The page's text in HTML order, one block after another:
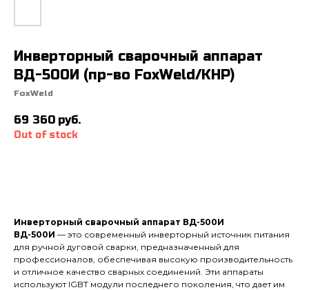
Инверторный сварочный аппарат
ВД-500И (пр-во FoxWeld/КНР)
FoxWeld
69 360 руб.
Out of stock
Инверторный сварочный аппарат ВД-500И
ВД-500И — это современный инверторный источник питания
для ручной дуговой сварки, предназначенный для
профессионалов, обеспечивая высокую производительность
и отличное качество сварных соединений. Эти аппараты
используют IGBT модули последнего поколения, что дает им